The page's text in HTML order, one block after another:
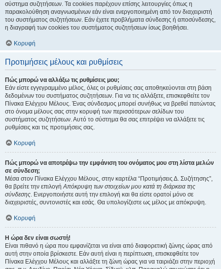
σύστημα συζητήσεων. Τα cookies παρέχουν επίσης λειτουργίες όπως η
παρακολούθηση αναγνωσμένων εάν είναι ενεργοποιημένη από τον διαχειριστή
του συστήματος συζητήσεων. Εάν έχετε προβλήματα σύνδεσης ή αποσύνδεσης,
η διαγραφή των cookies του συστήματος συζητήσεων ίσως βοηθήσει.
Κορυφή
Προτιμήσεις μέλους και ρυθμίσεις
Πώς μπορώ να αλλάξω τις ρυθμίσεις μου;
Εάν είστε εγγεγραμμένο μέλος, όλες οι ρυθμίσεις σας αποθηκεύονται στη βάση
δεδομένων του συστήματος συζητήσεων. Για να τις αλλάξετε, επισκεφθείτε τον
Πίνακα Ελέγχου Μέλους. Ένας σύνδεσμος μπορεί συνήθως να βρεθεί πατώντας
στο όνομα μέλους σας στην κορυφή των περισσότερων σελίδων του
συστήματος συζητήσεων. Αυτό το σύστημα θα σας επιτρέψει να αλλάξετε τις
ρυθμίσεις και τις προτιμήσεις σας.
Κορυφή
Πώς μπορώ να αποτρέψω την εμφάνιση του ονόματος μου στη λίστα μελών
σε σύνδεση;
Μέσα στον Πίνακα Ελέγχου Μέλους, στην καρτέλα “Προτιμήσεις Δ. Συζήτησης”,
θα βρείτε την επιλογήΑπόκρυψη των στοιχείων μου κατά τη διάρκεια της
σύνδεσης. Ενεργοποιήστε αυτή την επιλογή και θα είστε ορατοί μόνο σε
διαχειριστές, συντονιστές και εσάς. Θα υπολογίζεστε ως μέλος με απόκρυψη.
Κορυφή
Η ώρα δεν είναι σωστή!
Είναι πιθανό η ώρα που εμφανίζεται να είναι από διαφορετική ζώνης ώρας από
αυτή στην οποία βρίσκεστε. Εάν αυτή είναι η περίπτωση, επισκεφθείτε τον
Πίνακα Ελέγχου Μέλους και αλλάξτε τη ζώνη ώρας για να ταιριάζει στην περιοχή